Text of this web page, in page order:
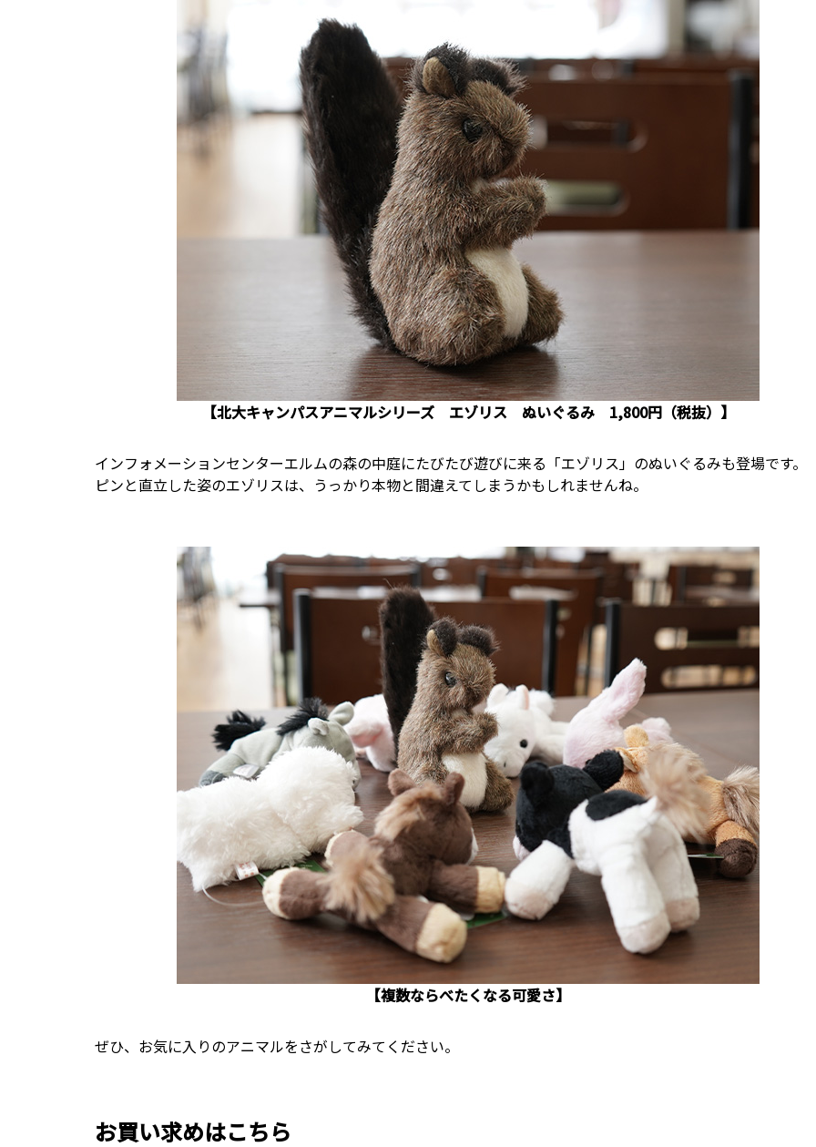
【北大キャンパスアニマルシリーズ エゾリス ぬいぐるみ 1,800円（税抜）】
インフォメーションセンターエルムの森の中庭にたびたび遊びに来る「エゾリス」のぬいぐるみも登場です。
ピンと直立した姿のエゾリスは、うっかり本物と間違えてしまうかもしれませんね。
【複数ならべたくなる可愛さ】
ぜひ、お気に入りのアニマルをさがしてみてください。
お買い求めはこちら